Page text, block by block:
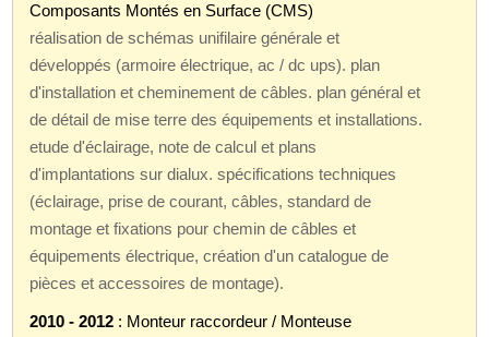
Composants Montés en Surface (CMS)
réalisation de schémas unifilaire générale et
développés (armoire électrique, ac / dc ups). plan
d'installation et cheminement de câbles. plan général et
de détail de mise terre des équipements et installations.
etude d'éclairage, note de calcul et plans
d'implantations sur dialux. spécifications techniques
(éclairage, prise de courant, câbles, standard de
montage et fixations pour chemin de câbles et
équipements électrique, création d'un catalogue de
pièces et accessoires de montage).
2010 - 2012 : Monteur raccordeur / Monteuse